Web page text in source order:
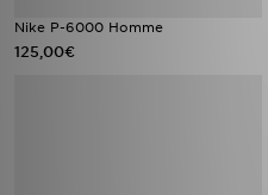
Nike P-6000 Homme
125,00€